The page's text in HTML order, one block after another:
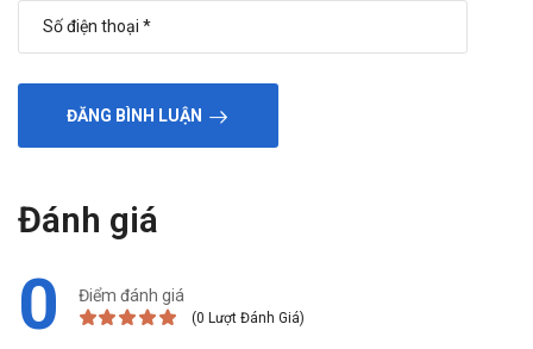
ĐĂNG BÌNH LUẬN
Đánh giá
0 Điểm đánh giá
(0 Lượt Đánh Giá)